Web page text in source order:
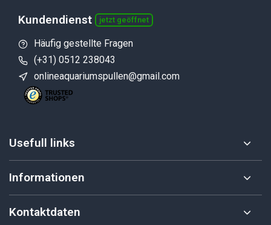
Kundendienst jetzt geöffnet
Häufig gestellte Fragen
(+31) 0512 238043
onlineaquariumspullen@gmail.com
Usefull links
Informationen
Kontaktdaten